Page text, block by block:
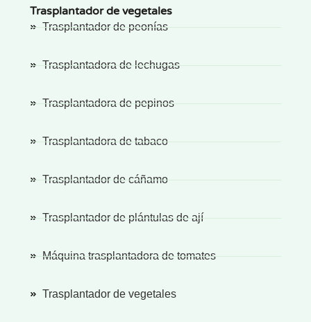
Trasplantador de vegetales
Trasplantador de peonías
Trasplantadora de lechugas
Trasplantadora de pepinos
Trasplantadora de tabaco
Trasplantador de cáñamo
Trasplantador de plántulas de ají
Máquina trasplantadora de tomates
Trasplantador de vegetales